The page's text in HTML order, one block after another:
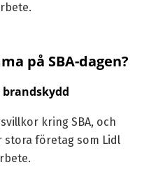
på SBA-dagen?
kring SBA, och
stora företag som Lidl